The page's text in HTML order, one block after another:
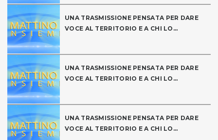
UNA TRASMISSIONE PENSATA PER DARE
VOCE AL TERRITORIO E A CHI LO...
UNA TRASMISSIONE PENSATA PER DARE
VOCE AL TERRITORIO E A CHI LO...
UNA TRASMISSIONE PENSATA PER DARE
VOCE AL TERRITORIO E A CHI LO...